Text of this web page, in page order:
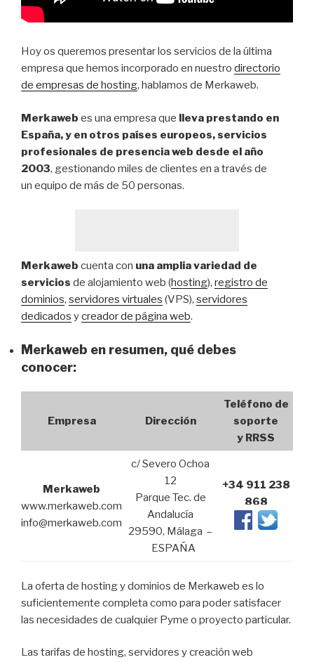
Hoy os queremos presentar los servicios de la última
empresa que hemos incorporado en nuestro directorio
de empresas de hosting, hablamos de Merkaweb.
Merkaweb es una empresa que lleva prestando en
España, y en otros países europeos, servicios
profesionales de presencia web desde el año
2003, gestionando miles de clientes en a través de
un equipo de más de 50 personas.
Merkaweb cuenta con una amplia variedad de
servicios de alojamiento web (hosting), registro de
dominios, servidores virtuales (VPS), servidores
dedicados ycreador de página web.
Merkaweb en resumen, qué debes
conocer:
Empresa Dirección
Teléfono de
soporte
y RRSS
Merkaweb
www.merkaweb.com
info@merkaweb.com
c/ Severo Ochoa
12
Parque Tec. de
Andalucía
29590, Málaga –
ESPAÑA
+34 911 238
868
La oferta de hosting y dominios de Merkaweb es lo
suficientemente completa como para poder satisfacer
las necesidades de cualquier Pyme o proyecto particular.
Las tarifas de hosting, servidores y creación web